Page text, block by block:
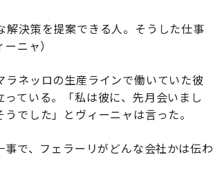
解決策を提案できる人。そうした仕事
ニャ）
ネッロの生産ラインで働いていた彼
ている。「私は彼に、先月会いまし
でした」とヴィーニャは言った。
で、フェラーリがどんな会社かは伝わ